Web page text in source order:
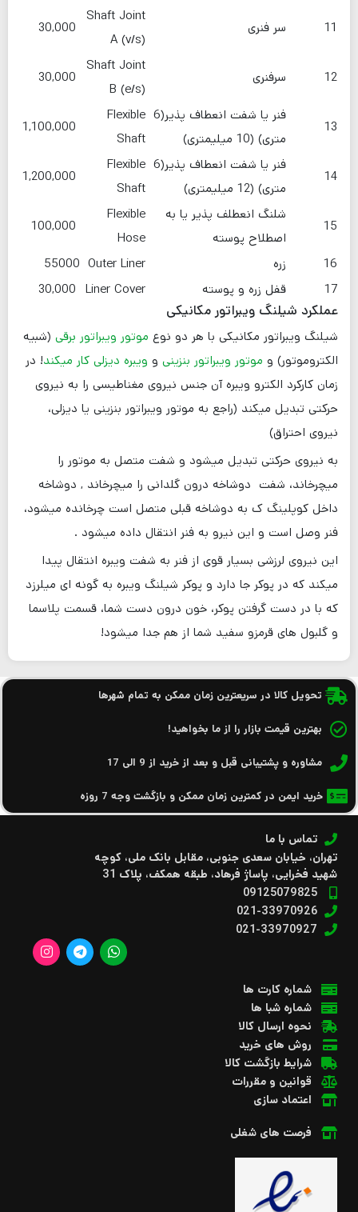
11 سر فنری
Shaft Joint
A (v/s)
12 سرفنری
Shaft Joint
B (e/s)
13
فنر یا شفت انعطاف پذیر(6
متری) (10 میلیمتری)
Flexible
Shaft
14
فنر یا شفت انعطاف پذیر(6
متری) (12 میلیمتری)
Flexible
Shaft
15
شلنگ انعطلف پذیر یا به
اصطلاح پوسته
Flexible
Hose
16 زره Outer Liner
55000
17
قفل زره و پوسته Liner Cover
عملکرد شیلنگ ویبراتور مکانیکی
شیلنگ ویبراتور مکانیکی با هر دو نوع موتور ویبراتور برقی (شبیه
الکتروموتور) و موتور ویبراتور بنزینی و ویبره دیزلی کار میکند! در
زمان کارکرد الکترو ویبره آن جنس نیروی مغناطیسی را به نیروی
حرکتی تبدیل میکند (راجع به موتور ویبراتور بنزینی یا دیزلی،
نیروی احتراق)
به نیروی حرکتی تبدیل میشود و شفت متصل به موتور را
میچرخاند، شفت دوشاخه درون گلدانی را میچرخاند , دوشاخه
داخل کوپلینگ ک به دوشاخه قبلی متصل است چرخانده میشود،
فنر وصل است و این نیرو به فنر انتقال داده میشود .
این نیروی لرزشی بسیار قوی از فنر به شفت ویبره انتقال پیدا
میکند که در پوکر جا دارد و پوکر شیلنگ ویبره به گونه ای میلرزد
که با در دست گرفتن پوکر، خون درون دست شما، قسمت پلاسما
و گلبول های قرمزو سفید شما از هم جدا میشود!
تحویل کالا در سریعترین زمان ممکن به تمام شهرها
بهترین قیمت بازار را از ما بخواهید!
مشاوره و پشتیبانی قبل و بعد از خرید از 9 الی 17
خرید ایمن در کمترین زمان ممکن و بازگشت وجه 7 روزه
تماس با ما
تهران، خیابان سعدی جنوبی، مقابل بانک ملی، کوچه
شهید فخرایی، پاساژ فرهاد، طبقه همکف، پلاک 31
09125079825
021-33970926
021-33970927
شماره کارت ها
شماره شبا ها
نحوه ارسال کالا
روش های خرید
شرایط بازگشت کالا
قوانین و مقررات
اعتماد سازی
فرصت های شغلی